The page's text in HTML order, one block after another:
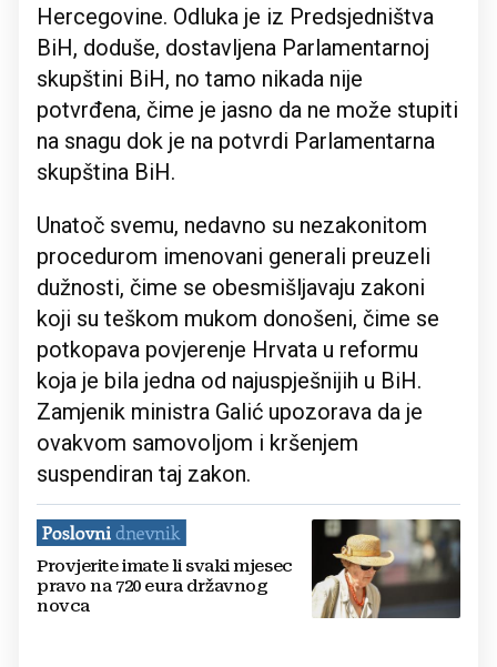
Hercegovine. Odluka je iz Predsjedništva
BiH, doduše, dostavljena Parlamentarnoj
skupštini BiH, no tamo nikada nije
potvrđena, čime je jasno da ne može stupiti
na snagu dok je na potvrdi Parlamentarna
skupština BiH.
Unatoč svemu, nedavno su nezakonitom
procedurom imenovani generali preuzeli
dužnosti, čime se obesmišljavaju zakoni
koji su teškom mukom donošeni, čime se
potkopava povjerenje Hrvata u reformu
koja je bila jedna od najuspješnijih u BiH.
Zamjenik ministra Galić upozorava da je
ovakvom samovoljom i kršenjem
suspendiran taj zakon.
Provjerite imate li svaki mjesec
pravo na 720 eura državnog
novca